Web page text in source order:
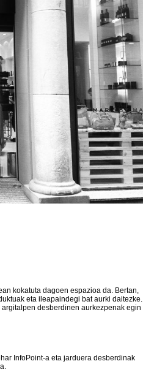
kokatuta dagoen espazioa da. Bertan,
eta ileapaindegi bat aurki daitezke.
desberdinen aurkezpenak egin
InfoPoint-a eta jarduera desberdinak